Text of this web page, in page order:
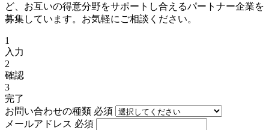
ど、 お互いの得意分野をサポートし合えるパートナー企業を
募集しています。お気軽にご相談ください。
1
入力
2
確認
3
完了
お問い合わせの種類 必須
メールアドレス 必須